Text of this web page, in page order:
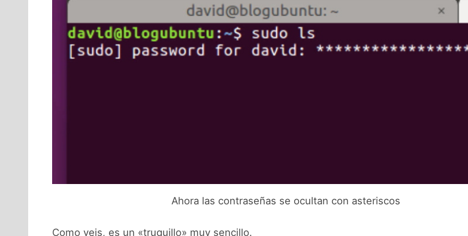
Ahora las contraseñas se ocultan con asteriscos
Como veis, es un «truquillo» muy sencillo.